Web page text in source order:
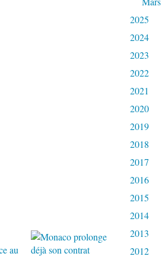
2025
2024
2023
2022
2021
2020
2019
2018
2017
2016
2015
2014
2013
2012